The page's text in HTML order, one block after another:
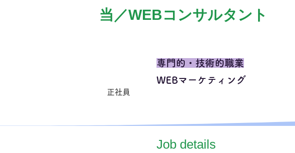
当／WEBコンサルタント
正社員
専門的・技術的職業
WEBマーケティング
​Job details